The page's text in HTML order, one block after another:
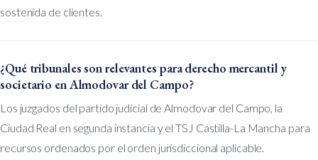
sostenida de clientes.
¿Qué tribunales son relevantes para derecho mercantil y
societario en Almodovar del Campo?
Los juzgados del partido judicial de Almodovar del Campo, la
Ciudad Real en segunda instancia y el TSJ Castilla-La Mancha para
recursos ordenados por el orden jurisdiccional aplicable.